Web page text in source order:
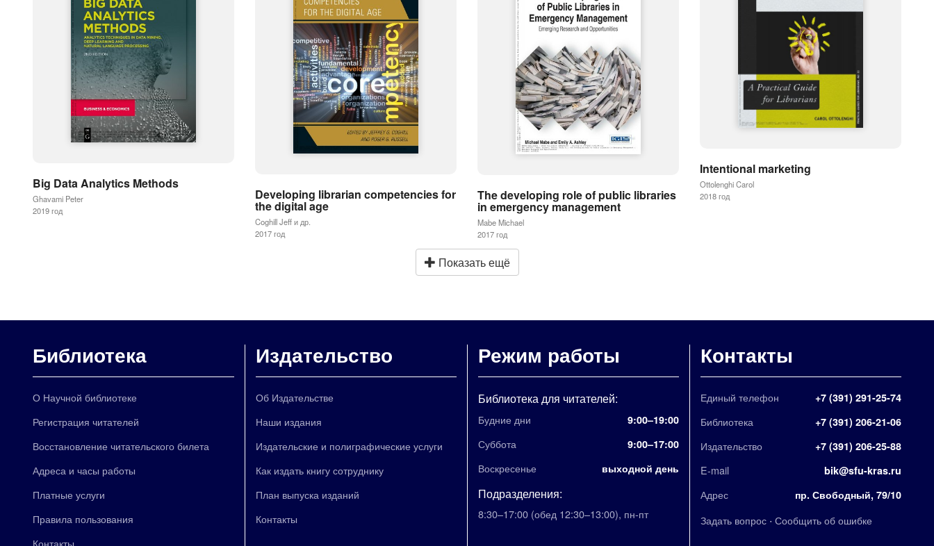
Big Data Analytics Methods
Ghavami Peter
2019 год
Developing librarian competencies for
the digital age
Coghill Jeff и др.
2017 год
The developing role of public libraries
in emergency management
Mabe Michael
2017 год
Intentional marketing
Ottolenghi Carol
2018 год
Показать ещё
Библиотека
О Научной библиотеке
Регистрация читателей
Восстановление читательского билета
Адреса и часы работы
Платные услуги
Правила пользования
Контакты
Издательство
Об Издательстве
Наши издания
Издательские и полиграфические услуги
Как издать книгу сотруднику
План выпуска изданий
Контакты
Режим работы
Библиотека для читателей:
Будние дни 9:00–19:00
Суббота 9:00–17:00
Воскресенье выходной день
Подразделения:
8:30–17:00 (обед 12:30–13:00), пн-пт
Контакты
Единый телефон +7 (391) 291-25-74
Библиотека +7 (391) 206-21-06
Издательство +7 (391) 206-25-88
E-mail bik@sfu-kras.ru
Адрес пр. Свободный, 79/10
Задать вопрос · Сообщить об ошибке